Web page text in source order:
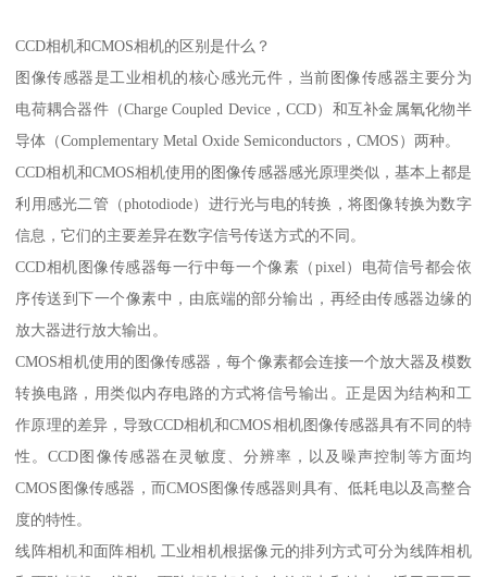
CCD相机和CMOS相机的区别是什么？
图像传感器是工业相机的核心感光元件，当前图像传感器主要分为
电荷耦合器件（Charge Coupled Device，CCD）和互补金属氧化物半
导体（Complementary Metal Oxide Semiconductors，CMOS）两种。
CCD相机和CMOS相机使用的图像传感器感光原理类似，基本上都是
利用感光二管（photodiode）进行光与电的转换，将图像转换为数字
信息，它们的主要差异在数字信号传送方式的不同。
CCD相机图像传感器每一行中每一个像素（pixel）电荷信号都会依
序传送到下一个像素中，由底端的部分输出，再经由传感器边缘的
放大器进行放大输出。
CMOS相机使用的图像传感器，每个像素都会连接一个放大器及模数
转换电路，用类似内存电路的方式将信号输出。正是因为结构和工
作原理的差异，导致CCD相机和CMOS相机图像传感器具有不同的特
性。CCD图像传感器在灵敏度、分辨率，以及噪声控制等方面均
CMOS图像传感器，而CMOS图像传感器则具有、低耗电以及高整合
度的特性。
线阵相机和面阵相机 工业相机根据像元的排列方式可分为线阵相机